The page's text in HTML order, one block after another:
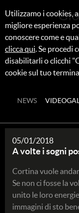
Utilizzamo i cookies,
migliore esperienza
conoscere come e
clicca qui. Se procedi
disabilitarli o clicchi
cookie sul tuo
NEWS
05/01/2018
A volte i sogni
Cortina vuole
Se non ci fosse la
unito le loro
immagini di sto